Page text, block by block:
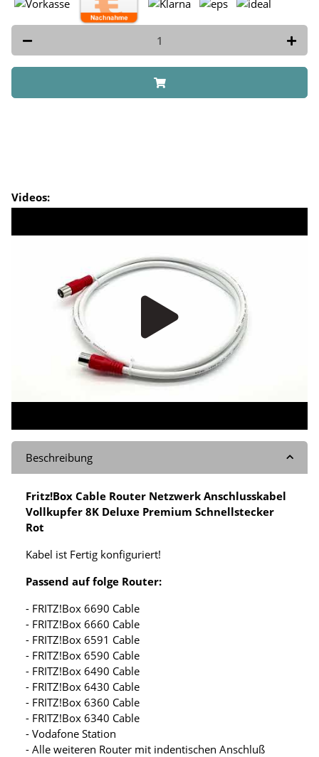
Videos:
Beschreibung
Fritz!Box Cable Router Netzwerk Anschlusskabel
Vollkupfer 8K Deluxe Premium Schnellstecker
Rot
Kabel ist Fertig konfiguriert!
Passend auf folge Router:
- FRITZ!Box 6690 Cable
- FRITZ!Box 6660 Cable
- FRITZ!Box 6591 Cable
- FRITZ!Box 6590 Cable
- FRITZ!Box 6490 Cable
- FRITZ!Box 6430 Cable
- FRITZ!Box 6360 Cable
- FRITZ!Box 6340 Cable
- Vodafone Station
- Alle weiteren Router mit indentischen Anschluß